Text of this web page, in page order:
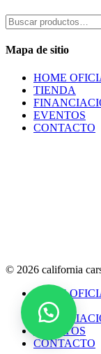
Buscar
por:
Mapa de sitio
HOME
TIENDA
EVENTOS
CONTACTO
© 2026 california
Close
Menu
HOME
TIENDA
EVENTOS
CONTACTO